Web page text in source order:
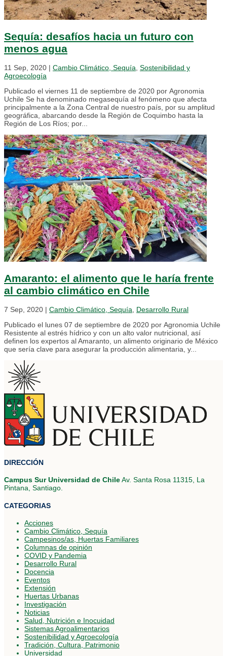
Sequía: desafíos hacia un futuro con
menos agua
11 Sep, 2020 | Cambio Climático, Sequía Sostenibilidad y
Agroecología
Publicado el viernes 11 de septiembre de 2020 por Agronomia
Uchile Se ha denominado megasequía al fenómeno que afecta
principalmente a la Zona Central de nuestro país, por su amplitud
geográfica, abarcando desde la Región de Coquimbo hasta la
Región de Los Ríos; por...
Amaranto: el alimento que le haría frente
al cambio climático en Chile
7 Sep, 2020 | Cambio Climático, Sequía
Desarrollo Rural
Publicado el lunes 07 de septiembre de 2020 por Agronomia Uchile
Resistente al estrés hídrico y con un alto valor nutricional, así
definen los expertos al Amaranto, un alimento originario de México
que sería clave para asegurar la producción alimentaria, y...
DIRECCIÓN
Campus Sur Universidad de ChileAv. Santa Rosa 11315, La
Pintana, Santiago.
CATEGORIAS
Acciones
Cambio Climático, Sequía
Campesinos/as, Huertas Familiares
Columnas de opinión
COVID y Pandemia
Desarrollo Rural
Docencia
Eventos
Extensión
Huertas Urbanas
Investigación
Noticias
Salud, Nutrición e Inocuidad
Sistemas Agroalimentarios
Sostenibilidad y Agroecología
Tradición, Cultura, Patrimonio
Universidad